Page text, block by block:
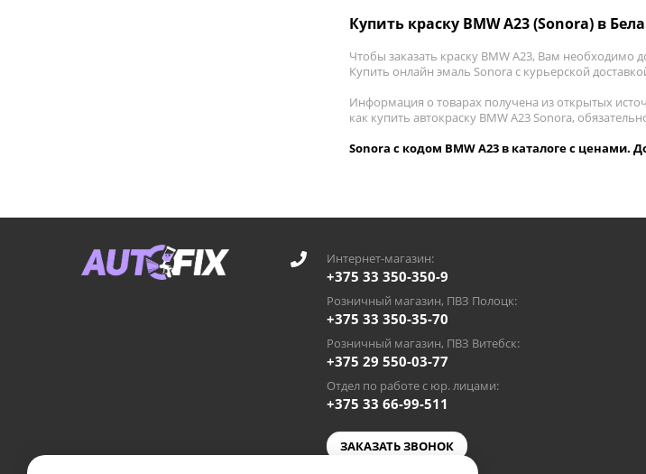
Купить краску BMW A23 (Sonora) в
Чтобы заказать краску BMW A23, Вам необходимо
Купить онлайн эмаль Sonora с курьерской
Информация о товарах получена из открытых
как купить автокраску BMW A23 Sonora,
Sonora с кодом BMW A23 в каталоге с ценами.
Интернет-магазин:
+375 33 350-350-9
Розничный магазин, ПВЗ Полоцк:
+375 33 350-35-70
Розничный магазин, ПВЗ Витебск:
+375 29 550-03-77
Отдел по работе с юр. лицами:
+375 33 66-99-511
ЗАКАЗАТЬ ЗВОНОК